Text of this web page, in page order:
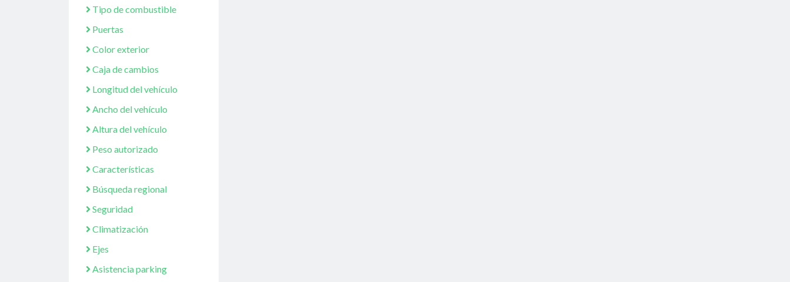
Tipo de combustible
Puertas
Color exterior
Caja de cambios
Longitud del vehículo
Ancho del vehículo
Altura del vehículo
Peso autorizado
Características
Búsqueda regional
Seguridad
Climatización
Ejes
Asistencia parking